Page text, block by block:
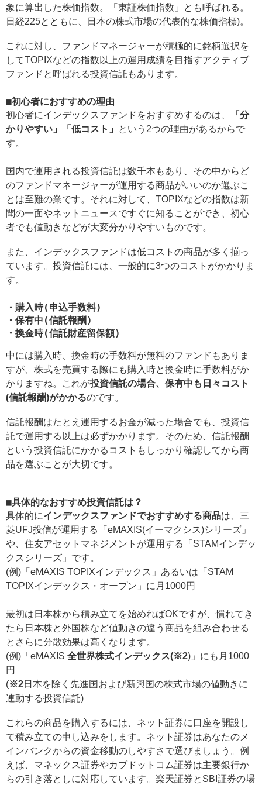
象に算出した株価指数。「東証株価指数」とも呼ばれる。
日経225とともに、日本の株式市場の代表的な株価指標)。
これに対し、ファンドマネージャーが積極的に銘柄選択を
してTOPIXなどの指数以上の運用成績を目指すアクティブ
ファンドと呼ばれる投資信託もあります。
■初心者におすすめの理由
初心者にインデックスファンドをおすすめするのは、
「分
かりやすい」「低コスト」
という2つの理由があるからで
す。
国内で運用される投資信託は数千本もあり、その中からど
のファンドマネージャーが運用する商品がいいのか選ぶこ
とは至難の業です。それに対して、TOPIXなどの指数は新
聞の一面やネットニュースですぐに知ることができ、初心
者でも値動きなどが大変分かりやすいものです。
また、インデックスファンドは低コストの商品が多く揃っ
ています。投資信託には、一般的に3つのコストがかかりま
す。
・購入時(申込手数料)
・保有中(信託報酬)
・換金時(信託財産留保額)
中には購入時、換金時の手数料が無料のファンドもありま
すが、株式を売買する際にも購入時と換金時に手数料がか
かりますね。これが投資信託の場合、保有中も日々コスト
(信託報酬)がかかるのです。
信託報酬はたとえ運用するお金が減った場合でも、投資信
託で運用する以上は必ずかかります。そのため、信託報酬
という投資信託にかかるコストもしっかり確認してから商
品を選ぶことが大切です。
■具体的なおすすめ投資信託は？
具体的にインデックスファンドでおすすめする商品は、三
菱UFJ投信が運用する「eMAXIS(イーマクシス)シリーズ」
や、住友アセットマネジメントが運用する「STAMインデッ
クスシリーズ」です。
(例)「eMAXIS TOPIXインデックス」あるいは「STAM
TOPIXインデックス・オープン」に月1000円
最初は日本株から積み立てを始めればOKですが、慣れてき
たら日本株と外国株など値動きの違う商品を組み合わせる
とさらに分散効果は高くなります。
(例)「eMAXIS 全世界株式インデックス(※2)」にも月1000
円
(※2日本を除く先進国および新興国の株式市場の値動きに
連動する投資信託)
これらの商品を購入するには、ネット証券に口座を開設し
て積み立ての申し込みをします。ネット証券はあなたのメ
インバンクからの資金移動のしやすさで選びましょう。例
えば、マネックス証券やカブドットコム証券は主要銀行か
らの引き落としに対応しています。楽天証券とSBI証券の場